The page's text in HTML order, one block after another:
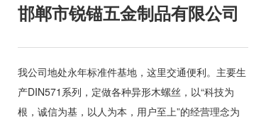
邯郸市锐锚五金制品有限公司
我公司地处永年标准件基地，这里交通便利。主要生
产DIN571系列，定做各种异形木螺丝，以“科技为
根，诚信为基，以人为本，用户至上”的经营理念为